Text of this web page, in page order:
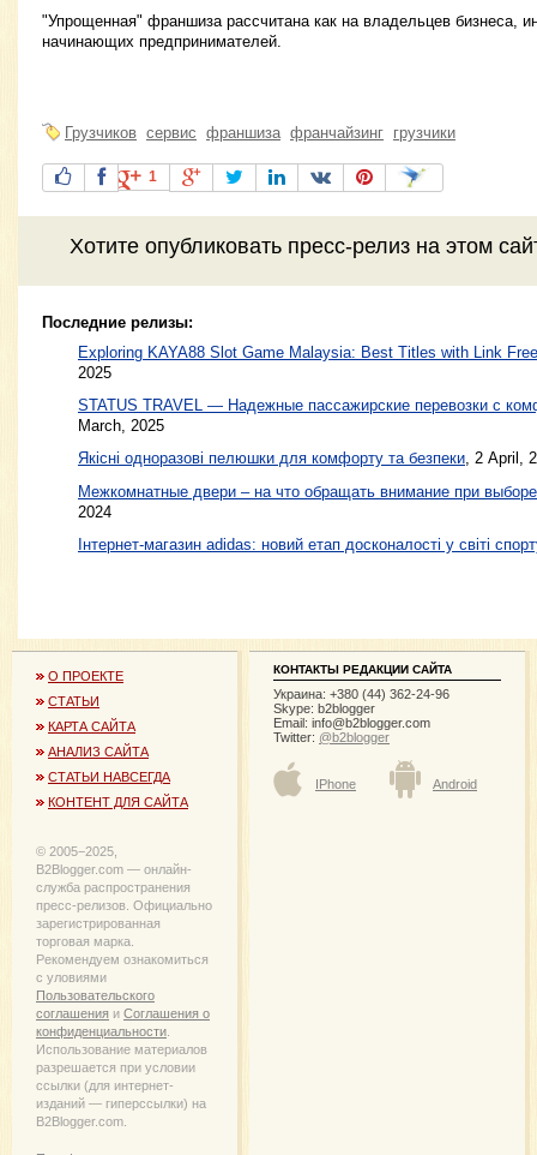
"Упрощенная" франшиза рассчитана как на владельцев бизнеса,
начинающих предпринимателей.
Грузчиков сервис франшиза франчайзинг грузчики
1
Хотите опубликовать пресс-релизна этом
Последние релизы:
Exploring KAYA88 Slot Game Malaysia: Best Titles with Link
2025
STATUS TRAVEL — Надежные пассажирские перевозки с
March, 2025
Якісні одноразові пелюшки для комфорту та безпеки, 2 April,
Межкомнатные двери – на что обращать внимание при
2024
Інтернет-магазин adidas: новий етап досконалості у світі
О ПРОЕКТЕ
СТАТЬИ
КАРТА САЙТА
АНАЛИЗ САЙТА
СТАТЬИ НАВСЕГДА
КОНТЕНТ ДЛЯ САЙТА
© 2005−2025,
B2Blogger.com — онлайн-
служба распространения
пресс-релизов. Официально
зарегистрированная
торговая марка.
Рекомендуем ознакомиться
с уловиями
Пользовательского
соглашения и Соглашения о
конфиденциальности.
Использование материалов
разрешается при условии
ссылки (для интернет-
изданий — гиперссылки) на
B2Blogger.com.
КОНТАКТЫ РЕДАКЦИИ САЙТА
Украина: +380 (44) 362-24-96
Skype: b2blogger
Email: info@b2blogger.com
Twitter: @b2blogger
IPhone Android